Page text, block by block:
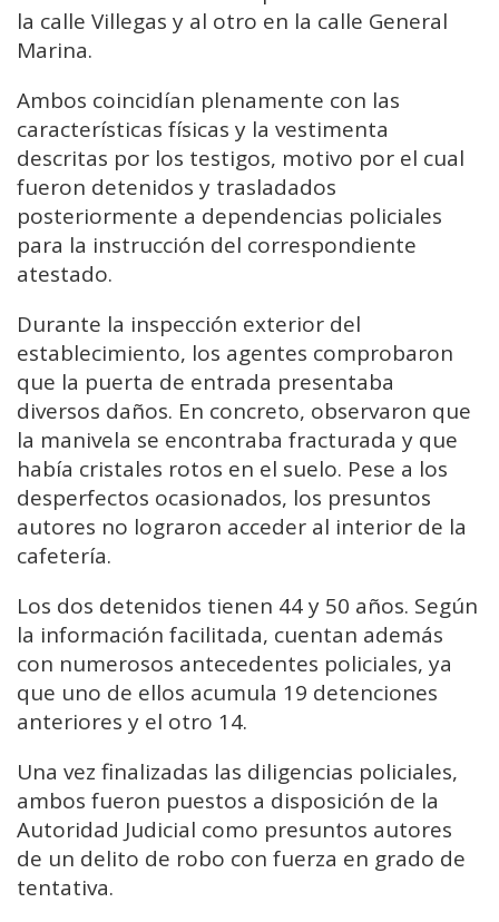
la calle Villegas y al otro en la calle General
Marina.
Ambos coincidían plenamente con las
características físicas y la vestimenta
descritas por los testigos, motivo por el cual
fueron detenidos y trasladados
posteriormente a dependencias policiales
para la instrucción del correspondiente
atestado.
Durante la inspección exterior del
establecimiento, los agentes comprobaron
que la puerta de entrada presentaba
diversos daños. En concreto, observaron que
la manivela se encontraba fracturada y que
había cristales rotos en el suelo. Pese a los
desperfectos ocasionados, los presuntos
autores no lograron acceder al interior de la
cafetería.
Los dos detenidos tienen 44 y 50 años. Según
la información facilitada, cuentan además
con numerosos antecedentes policiales, ya
que uno de ellos acumula 19 detenciones
anteriores y el otro 14.
Una vez finalizadas las diligencias policiales,
ambos fueron puestos a disposición de la
Autoridad Judicial como presuntos autores
de un delito de robo con fuerza en grado de
tentativa.